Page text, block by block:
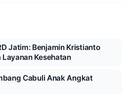
Jatim: Benjamin Kristianto
Layanan Kesehatan
Cabuli Anak Angkat